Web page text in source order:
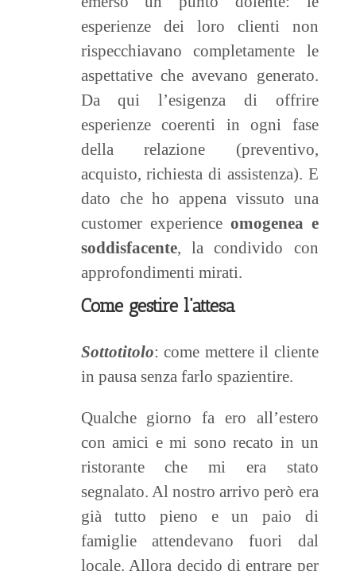
esperienze dei loro clienti non
rispecchiavano completamente le
aspettative che avevano generato.
Da qui l’esigenza di offrire
esperienze coerenti in ogni fase
della relazione (preventivo,
acquisto, richiesta di assistenza). E
dato che ho appena vissuto una
customer experienceomogenea e
soddisfacente, la condivido con
approfondimenti mirati.
Come gestire l’attesa
Sottotitolo: come mettere il cliente
in pausa senza farlo spazientire.
Qualche giorno fa ero all’estero
con amici e mi sono recato in un
ristorante che mi era stato
segnalato. Al nostro arrivo però era
già tutto pieno e un paio di
famiglie attendevano fuori dal
locale. Allora decido di entrare per